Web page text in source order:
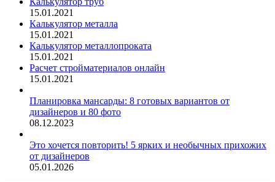
15.01.2021
Калькулятор металла
15.01.2021
Калькулятор металлопроката
15.01.2021
Расчет стройматериалов онлайн
15.01.2021
Планировка мансарды: 8 готовых вариантов от
дизайнеров и 80 фото
08.12.2023
Это хочется повторить! 5 ярких и необычных прихожих
от дизайнеров
05.01.2026